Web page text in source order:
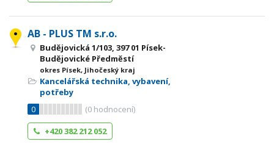
AB - PLUS TM s.r.o.
Budějovická 1/103, 397 01 Písek-
Budějovické Předměstí
okres Písek, Jihočeský kraj
Kancelářská technika, vybavení,
potřeby
0
(0 hodnocení)
+420 382 212 052